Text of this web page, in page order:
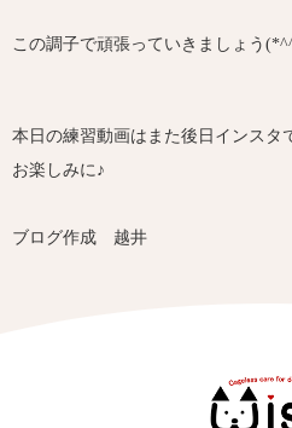
この調子で頑張っていきましょう
本日の練習動画はまた後日インスタ
お楽しみに♪
ブログ作成 越井